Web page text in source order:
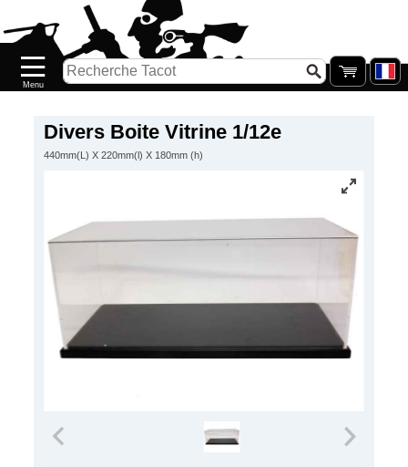
Divers Boite Vitrine 1/12e
440mm(L) X 220mm(l) X 180mm (h)
Nouveautés
Catalogue/Stock
Seconde